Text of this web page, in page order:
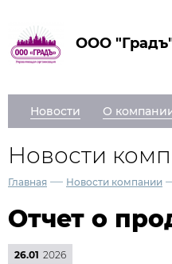
ООО
Новости О
Новости
Главная — Новости компании
Отчет о
26.01 2026